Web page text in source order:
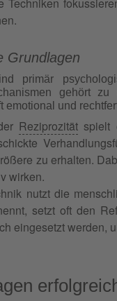
Grundlagen
primär
gehört
emotional und
Reziprozitätspielt
zu erhalten.
wirken.
nutzt die
setzt oft den
eingesetzt werden,